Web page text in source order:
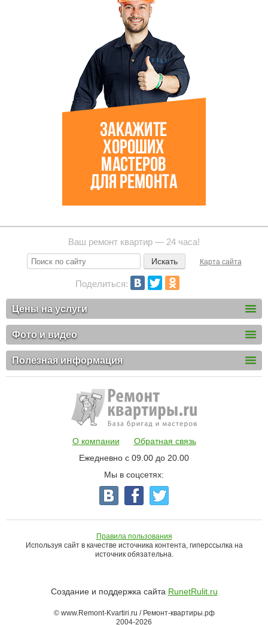
Ваш ремонт квартир — 24 часа!
Карта сайта
Поделиться:
Цены на услуги
Фото и видео
Полезная информация
О компании
Обратная связь
Ежедневно с 09.00 до 20.00
Мы в соцсетях:
Правила пользования
Используя сайт в качестве источника контента, гиперссылка на
источник обязательна.
Создание и поддержка сайта RunetRulit.ru
© www.Remont-Kvartiri.ru / Ремонт-квартиры.рф
2004-2026